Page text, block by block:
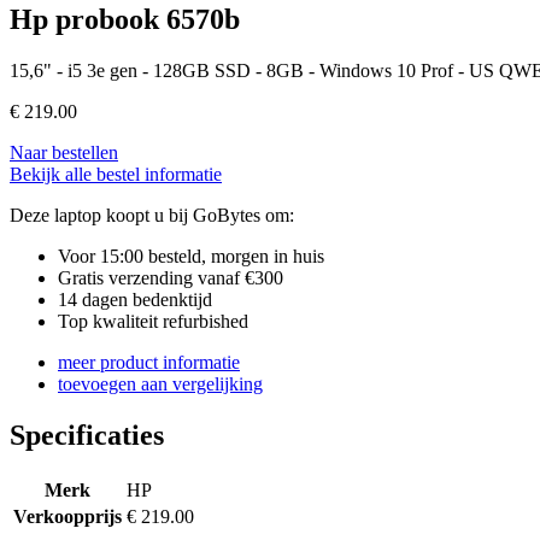
Hp probook 6570b
15,6" - i5 3e gen - 128GB SSD - 8GB - Windows 10 Prof - US
€ 219.00
Naar bestellen
Bekijk alle bestel informatie
Deze laptop koopt u bij GoBytes om:
Voor 15:00 besteld, morgen in huis
Gratis verzending vanaf €300
14 dagen bedenktijd
Top kwaliteit refurbished
meer product informatie
toevoegen aan vergelijking
Specificaties
Merk
HP
Verkoopprijs € 219.00